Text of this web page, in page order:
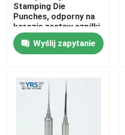
Aktualności
Precyzyjnie obrobione części
Części obrabiane CNC
Stamping Die
Punches, odporny na
korozję zestaw szpilki
Wyślij zapytanie